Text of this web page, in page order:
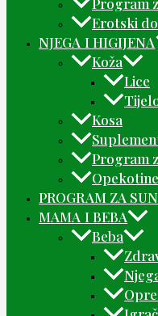
Erotski
NJEGA I HIGIJENA
Koža
Lice
Kosa
Program
PROGRAM ZA
MAMA I BEBA
Beba